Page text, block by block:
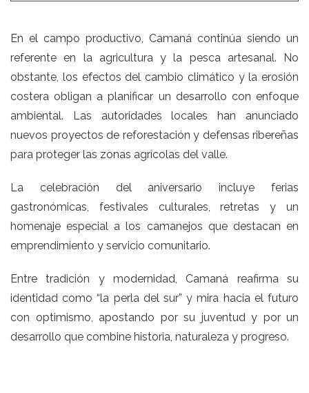
En el campo productivo, Camaná continúa siendo un
referente en la agricultura y la pesca artesanal. No
obstante, los efectos del cambio climático y la erosión
costera obligan a planificar un desarrollo con enfoque
ambiental. Las autoridades locales han anunciado
nuevos proyectos de reforestación y defensas ribereñas
para proteger las zonas agrícolas del valle.
La celebración del aniversario incluye ferias
gastronómicas, festivales culturales, retretas y un
homenaje especial a los camanejos que destacan en
emprendimiento y servicio comunitario.
Entre tradición y modernidad, Camaná reafirma su
identidad como “la perla del sur” y mira hacia el futuro
con optimismo, apostando por su juventud y por un
desarrollo que combine historia, naturaleza y progreso.